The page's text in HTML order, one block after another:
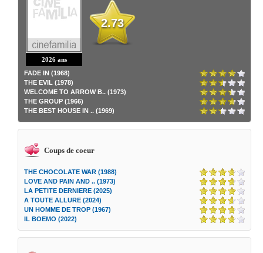
2026 ans
2.73
FADE IN (1968)
THE EVIL (1978)
WELCOME TO ARROW B.. (1973)
THE GROUP (1966)
THE BEST HOUSE IN .. (1969)
Coups de coeur
THE CHOCOLATE WAR (1988)
LOVE AND PAIN AND .. (1973)
LA PETITE DERNIERE (2025)
A TOUTE ALLURE (2024)
UN HOMME DE TROP (1967)
IL BOEMO (2022)